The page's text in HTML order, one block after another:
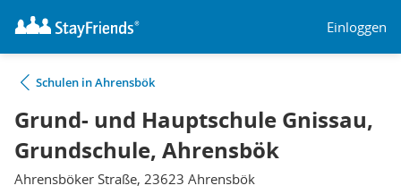
Einloggen
Schulen in Ahrensbök
Grund- und Hauptschule Gnissau,
Grundschule, Ahrensbök
Ahrensböker Straße, 23623 Ahrensbök